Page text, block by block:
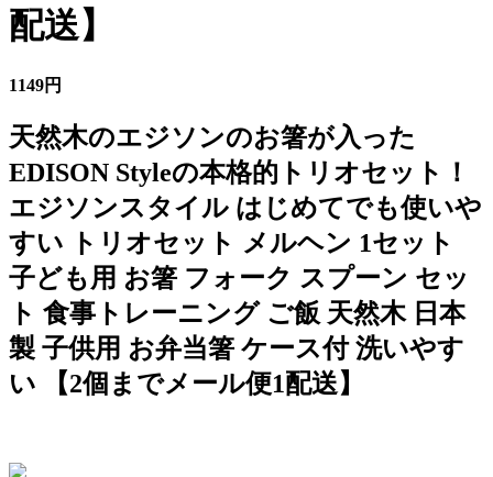
配送】
1149円
天然木のエジソンのお箸が入った
EDISON Styleの本格的トリオセット！
エジソンスタイル はじめてでも使いや
すい トリオセット メルヘン 1セット
子ども用 お箸 フォーク スプーン セッ
ト 食事トレーニング ご飯 天然木 日本
製 子供用 お弁当箸 ケース付 洗いやす
い 【2個までメール便1配送】